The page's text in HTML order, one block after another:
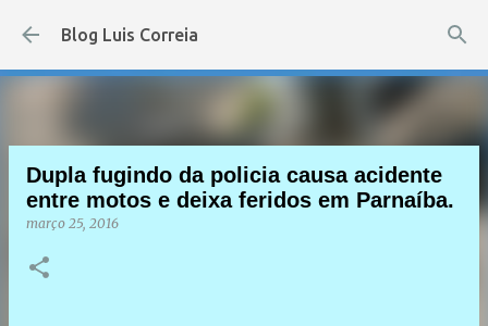
Pular para o conteúdo principal
Blog Luis Correia
Dupla fugindo da policia causa acidente
entre motos e deixa feridos em Parnaíba.
março 25, 2016